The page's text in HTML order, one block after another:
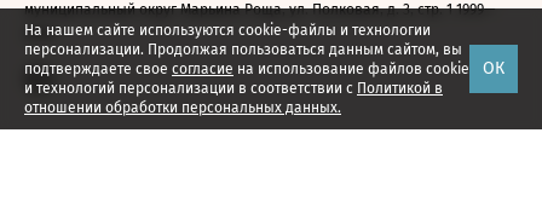
На нашем сайте используются cookie-файлы и технологии
персонализации. Продолжая пользоваться данным сайтом, вы
подтверждаете свое согласие на использование файлов cookie
и технологий персонализации в соответствии с Политикой в
отношении обработки персональных данных.
ОК
муниципальный округ Марьина Роща, ул. Полковая, д. 3, стр. 1 1999—
2026